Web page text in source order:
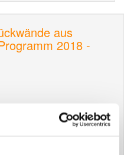
aus
2018 -
|